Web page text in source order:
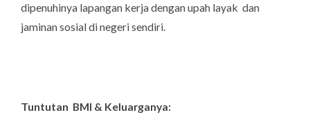
dipenuhinya lapangan kerja dengan upah layak dan
jaminan sosial di negeri sendiri.
Tuntutan BMI & Keluarganya: